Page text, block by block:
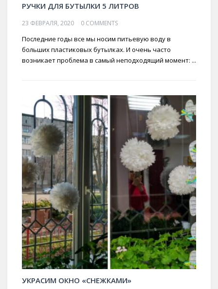
РУЧКИ ДЛЯ БУТЫЛКИ 5 ЛИТРОВ
23 ФЕВРАЛЯ, 2020 0 COMMENTS
Последние годы все мы носим питьевую воду в
больших пластиковых бутылках. И очень часто
возникает проблема в самый неподходящий момент: ...
УКРАСИМ ОКНО «СНЕЖКАМИ»